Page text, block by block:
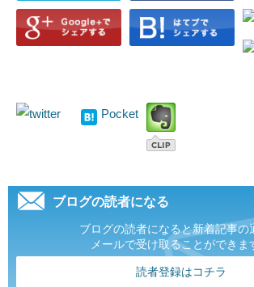
Pocket
ブログの読者になる
ブログの読者になると新着記事の
メールで受け取ることができま
読者登録はコチラ